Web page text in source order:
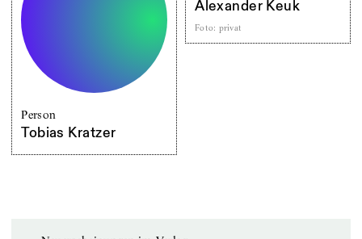
Alexander Keuk
Foto: privat
Person
Tobias Kratzer